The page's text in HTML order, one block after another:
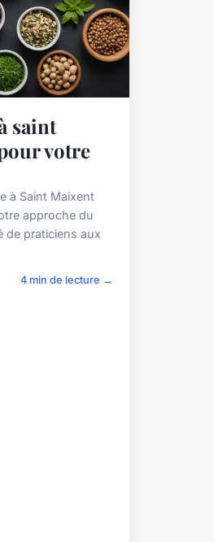
saint
votre
à Saint Maixent
approche du
de praticiens aux
4 min de lecture →